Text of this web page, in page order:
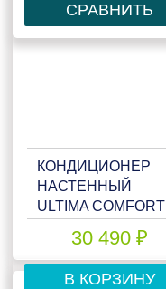
СРАВНИТЬ
КОНДИЦИОНЕР
НАСТЕННЫЙ
ULTIMA COMFORT
30 490 ₽
В КОРЗИНУ